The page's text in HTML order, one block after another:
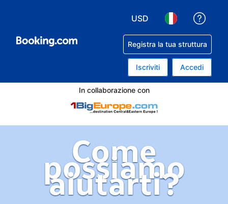
USD
Registra la tua struttura
Iscriviti Accedi
In collaborazione con
Come
possiamo
aiutarti?